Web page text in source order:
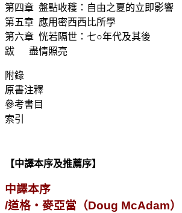
第四章 盤點收穫：自由之夏的立即影響
第五章 應用密西西比所學
第六章 恍若隔世：七○年代及其後
跋 盡情照亮
附錄
原書注釋
參考書目
索引
【中譯本序及推薦序】
中譯本序
/道格‧麥亞當（Doug McAdam）